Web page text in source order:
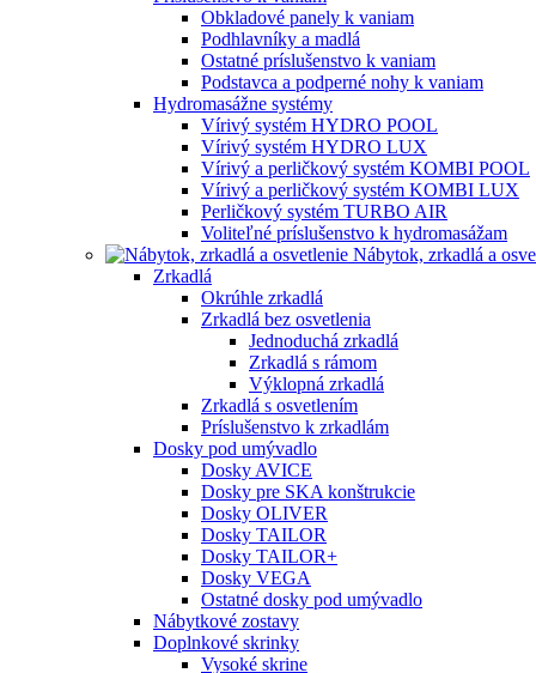
Obkladové panely k vaniam
Podhlavníky a madlá
Ostatné príslušenstvo k vaniam
Podstavca a podperné nohy k vaniam
Hydromasážne systémy
Vírivý systém HYDRO POOL
Vírivý systém HYDRO LUX
Vírivý a perličkový systém KOMBI POOL
Vírivý a perličkový systém KOMBI LUX
Perličkový systém TURBO AIR
Voliteľné príslušenstvo k hydromasážam
Nábytok, zrkadlá a
Zrkadlá
Okrúhle zrkadlá
Zrkadlá bez osvetlenia
Jednoduchá zrkadlá
Zrkadlá s rámom
Výklopná zrkadlá
Zrkadlá s osvetlením
Príslušenstvo k zrkadlám
Dosky pod umývadlo
Dosky AVICE
Dosky pre SKA konštrukcie
Dosky OLIVER
Dosky TAILOR
Dosky TAILOR+
Dosky VEGA
Ostatné dosky pod umývadlo
Nábytkové zostavy
Doplnkové skrinky
Vysoké skrine